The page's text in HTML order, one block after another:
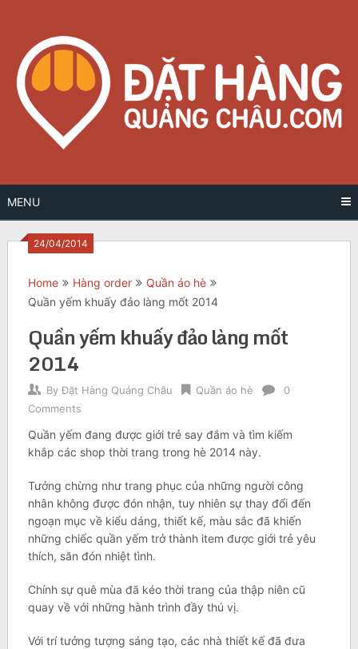
content
MENU
24/04/2014
Home Hàng order
Quần áo hè
Quần yếm khuấy đảo làng mốt 2014
Quần yếm khuấy đảo làng mốt
2014
By Đặt Hàng Quảng Châu Quần áo hè
0
Comments
Quần yếm đang được giới trẻ say đắm và tìm kiếm
khắp các shop thời trang trong hè 2014 này.
Tưởng chừng như trang phục của những người công
nhân không được đón nhận, tuy nhiên sự thay đổi đến
ngoạn mục về kiểu dáng, thiết kế, màu sắc đã khiến
những chiếc quần yếm trở thành item được giới trẻ yêu
thích, săn đón nhiệt tình.
Chính sự quê mùa đã kéo thời trang của thập niên cũ
quay về với những hành trình đầy thú vị.
Với trí tưởng tượng sáng tạo, các nhà thiết kế đã đưa